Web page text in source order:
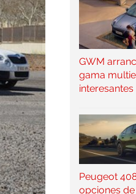
GWM
gama
interesantes
Peugeot
opciones